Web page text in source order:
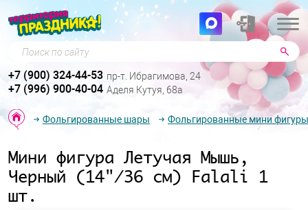
Поиск по сайту
+7 (900) 324-44-53 пр-т. Ибрагимова, 24
+7 (996) 900-40-04 Аделя Кутуя, 68а
Фольгированные шары Фольгированные мини фигуры
Мини фигура Летучая Мышь,
Черный (14"/36 см) Falali 1
шт.